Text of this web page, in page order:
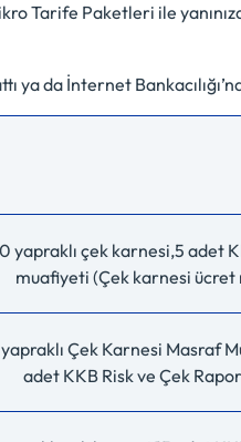
Tarife Paketleri ile
ya da İnternet
yapraklı çek karnesi,5
muafiyeti (Çek karnesi
Çek Karnesi
adet KKB Risk ve Çek